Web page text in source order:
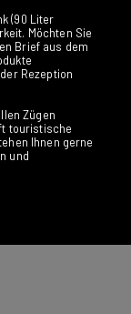
(90 Liter
Möchten Sie
Brief aus dem
Rezeption
Zügen
touristische
Ihnen gerne
und